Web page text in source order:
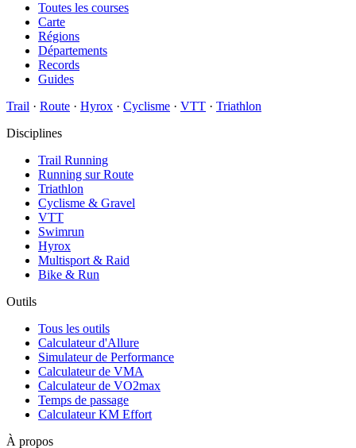
Toutes les courses
Carte
Régions
Départements
Records
Guides
Trail · Route · Hyrox · Cyclisme · VTT · Triathlon
Disciplines
Trail Running
Running sur Route
Triathlon
Cyclisme & Gravel
VTT
Swimrun
Hyrox
Multisport & Raid
Bike & Run
Outils
Tous les outils
Calculateur d'Allure
Simulateur de Performance
Calculateur de VMA
Calculateur de VO2max
Temps de passage
Calculateur KM Effort
À propos